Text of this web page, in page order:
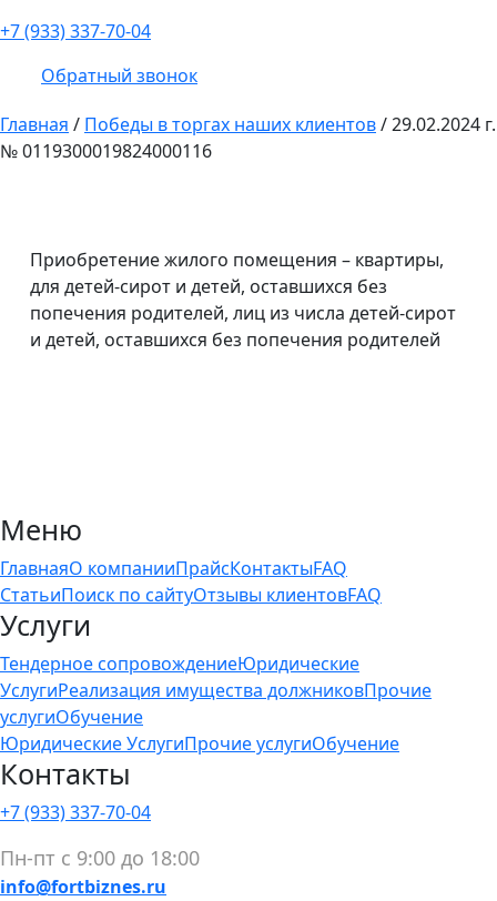
+7 (933) 337-70-04
Обратный звонок
Главная / Победы в торгах наших клиентов/29.02.2024 г.
№ 0119300019824000116
Приобретение жилого помещения – квартиры,
для детей-сирот и детей, оставшихся без
попечения родителей, лиц из числа детей-сирот
и детей, оставшихся без попечения родителей
Меню
ГлавнаяО компанииПрайсКонтактыFAQ
СтатьиПоиск по сайтуОтзывы клиентовFAQ
Услуги
Тендерное сопровождениеЮридические
УслугиРеализация имущества должниковПрочие
услугиОбучение
Юридические УслугиПрочие услугиОбучение
Контакты
+7 (933) 337-70-04
Пн-пт с 9:00 до 18:00
info@fortbiznes.ru